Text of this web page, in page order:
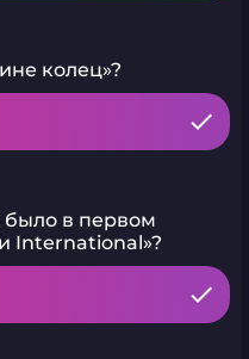
колец»?
в первом
International»?